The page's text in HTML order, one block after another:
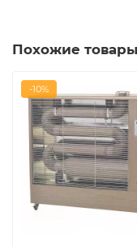
Похожие товары
-10%